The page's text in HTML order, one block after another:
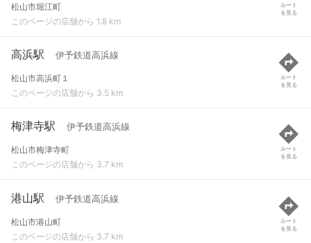
松山市堀江町
このページの店舗から 1.8 km
ルート
を見る
高浜駅 伊予鉄道高浜線
松山市高浜町１
このページの店舗から 3.5 km
ルート
を見る
梅津寺駅 伊予鉄道高浜線
松山市梅津寺町
このページの店舗から 3.7 km
ルート
を見る
港山駅 伊予鉄道高浜線
松山市港山町
このページの店舗から 3.7 km
ルート
を見る